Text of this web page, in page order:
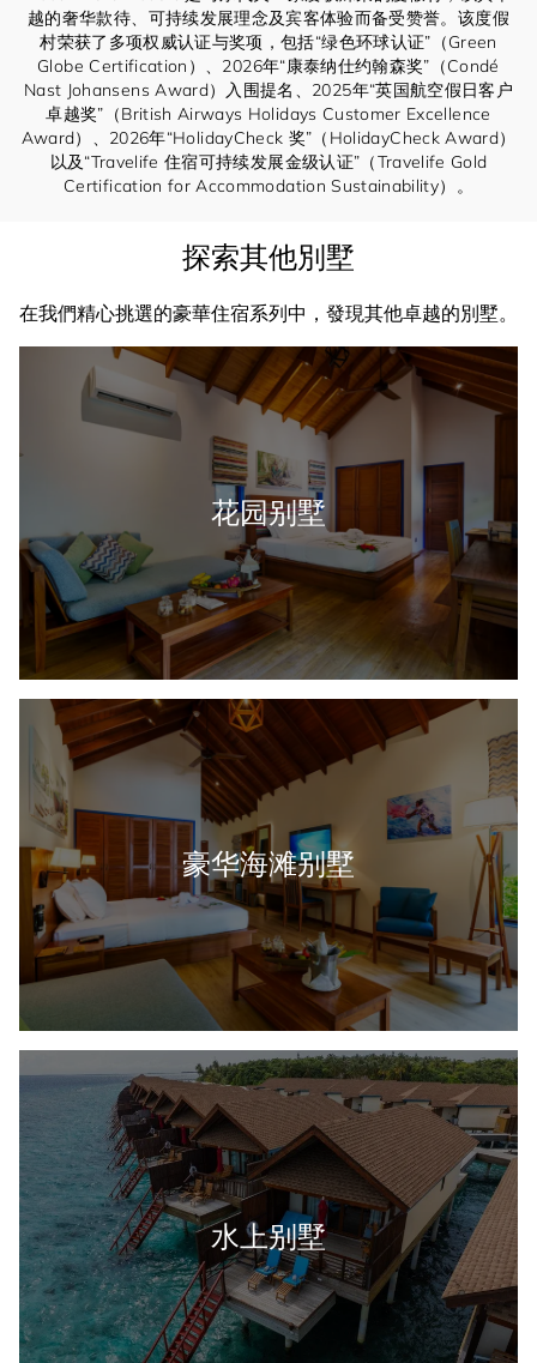
越的奢华款待、可持续发展理念及宾客体验而备受赞誉。该度假
村荣获了多项权威认证与奖项，包括“绿色环球认证”（Green
Globe Certification）、2026年“康泰纳仕约翰森奖”（Condé
Nast Johansens Award）入围提名、2025年“英国航空假日客户
卓越奖”（British Airways Holidays Customer Excellence
Award）、2026年“HolidayCheck 奖”（HolidayCheck Award）
以及“Travelife 住宿可持续发展金级认证”（Travelife Gold
Certification for Accommodation Sustainability）。
探索其他別墅
在我們精心挑選的豪華住宿系列中，發現其他卓越的別墅。
花园别墅
豪华海滩别墅
水上别墅